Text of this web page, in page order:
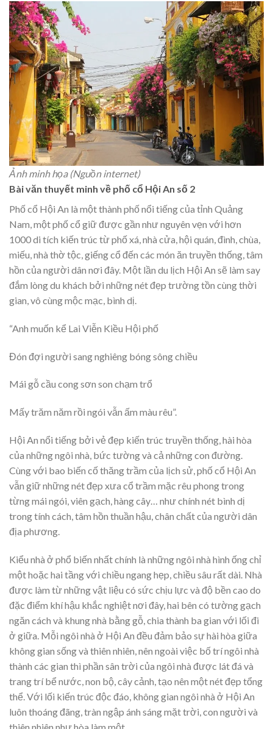
Ảnh minh họa (Nguồn internet)
Bài văn thuyết minh về phố cổ Hội An số 2
Phố cổ Hội An là một thành phố nổi tiếng của tỉnh Quảng
Nam, một phố cổ giữ được gần như nguyên vẹn với hơn
1000 di tích kiến trúc từ phố xá, nhà cửa, hội quán, đình, chùa,
miếu, nhà thờ tộc, giếng cổ đến các món ăn truyền thống, tâm
hồn của người dân nơi đây. Một lần du lịch Hội An sẽ làm say
đắm lòng du khách bởi những nét đẹp trường tồn cùng thời
gian, vô cùng mộc mạc, bình dị.
“Anh muốn kể Lai Viễn Kiều Hội phố
Đón đợi người sang nghiêng bóng sông chiều
Mái gỗ cầu cong sơn son chạm trổ
Mấy trăm năm rồi ngói vẫn ấm màu rêu”.
Hội An nổi tiếng bởi vẻ đẹp kiến trúc truyền thống, hài hòa
của những ngôi nhà, bức tường và cả những con đường.
Cùng với bao biến cố thăng trầm của lịch sử, phố cổ Hội An
vẫn giữ những nét đẹp xưa cổ trầm mặc rêu phong trong
từng mái ngói, viên gạch, hàng cây… như chính nét bình dị
trong tính cách, tâm hồn thuần hậu, chân chất của người dân
địa phương.
Kiểu nhà ở phổ biến nhất chính là những ngôi nhà hình ống chỉ
một hoặc hai tầng với chiều ngang hẹp, chiều sâu rất dài. Nhà
được làm từ những vật liệu có sức chịu lực và độ bền cao do
đặc điểm khí hậu khắc nghiệt nơi đây, hai bên có tường gạch
ngăn cách và khung nhà bằng gỗ, chia thành ba gian với lối đi
ở giữa. Mỗi ngôi nhà ở Hội An đều đảm bảo sự hài hòa giữa
không gian sống và thiên nhiên, nên ngoài việc bố trí ngôi nhà
thành các gian thì phần sân trời của ngôi nhà được lát đá và
trang trí bể nước, non bộ, cây cảnh, tạo nên một nét đẹp tổng
thể. Với lối kiến trúc độc đáo, không gian ngôi nhà ở Hội An
luôn thoáng đãng, tràn ngập ánh sáng mặt trời, con người và